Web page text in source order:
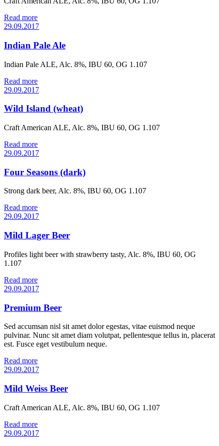
Read more
29.09.2017
Indian Pale Ale
Indian Pale ALE, Alc. 8%, IBU 60, OG 1.107
Read more
29.09.2017
Wild Island (wheat)
Craft American ALE, Alc. 8%, IBU 60, OG 1.107
Read more
29.09.2017
Four Seasons (dark)
Strong dark beer, Alc. 8%, IBU 60, OG 1.107
Read more
29.09.2017
Mild Lager Beer
Profiles light beer with strawberry tasty, Alc. 8%, IBU 60, OG
1.107
Read more
29.09.2017
Premium Beer
Sed accumsan nisl sit amet dolor egestas, vitae euismod neque
pulvinar. Nunc sit amet diam volutpat, pellentesque tellus in, placerat
est. Fusce eget vestibulum neque.
Read more
29.09.2017
Mild Weiss Beer
Craft American ALE, Alc. 8%, IBU 60, OG 1.107
Read more
29.09.2017